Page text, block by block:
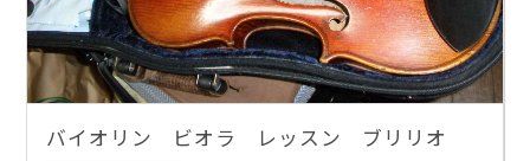
バイオリン ビオラ レッスン ブリリオ